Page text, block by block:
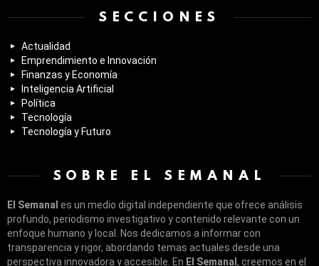
SECCIONES
Actualidad
Emprendimiento e Innovación
Finanzas y Economía
Inteligencia Artificial
Política
Tecnología
Tecnología y Futuro
SOBRE EL SEMANAL
El Semanal es un medio digital independiente que ofrece análisis
profundo, periodismo investigativo y contenido relevante con un
enfoque humano y local. Nos dedicamos a informar con
transparencia y rigor, abordando temas actuales desde una
perspectiva innovadora y accesible. En El Semanal , creemos en el